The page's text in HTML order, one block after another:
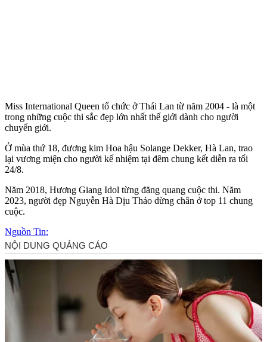
Miss International Queen tổ chức ở Thái Lan từ năm 2004 - là một
trong những cuộc thi sắc đẹp lớn nhất thế giới dành cho người
chuyển giới.
Ở mùa thứ 18, đương kim Hoa hậu Solange Dekker, Hà Lan, trao
lại vương miện cho người kế nhiệm tại đêm chung kết diễn ra tối
24/8.
Năm 2018, Hương Giang Idol từng đăng quang cuộc thi. Năm
2023, người đẹp Nguyễn Hà Dịu Thảo dừng chân ở top 11 chung
cuộc.
Nguồn Tin: